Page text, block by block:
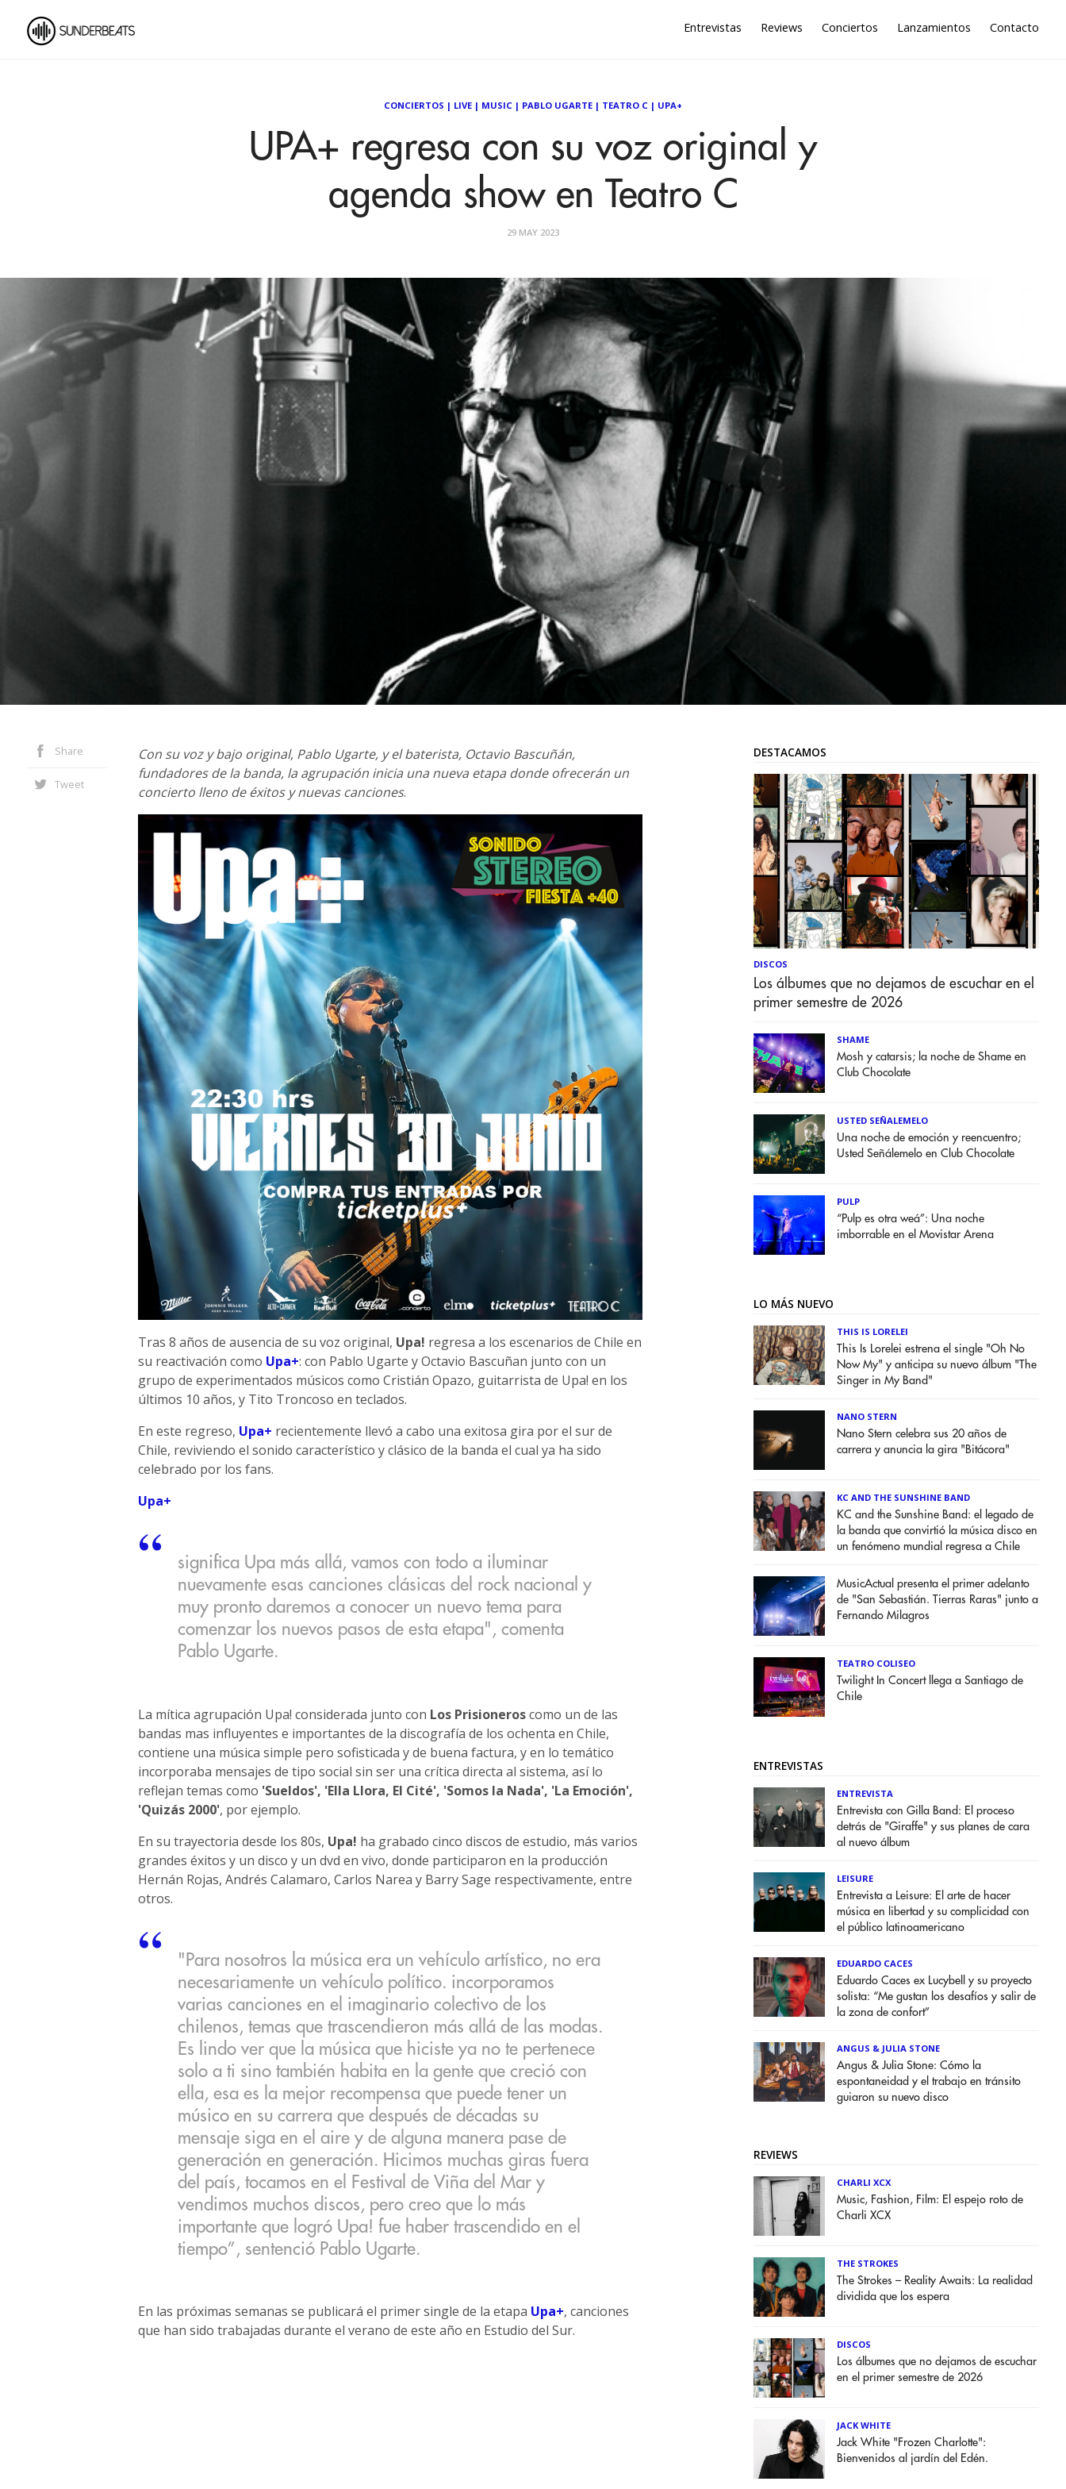
Entrevistas Reviews Conciertos Lanzamientos Contacto
CONCIERTOS | LIVE | MUSIC | PABLO UGARTE | TEATRO C | UPA+
UPA+ regresa con su voz original y
agenda show en Teatro C
29 MAY 2023
Share
Tweet
Con su voz y bajo original, Pablo Ugarte, y el baterista, Octavio Bascuñán,
fundadores de la banda, la agrupación inicia una nueva etapa donde ofrecerán un
concierto lleno de éxitos y nuevas canciones.
Tras 8 años de ausencia de su voz original, Upa! regresa a los escenarios de Chile en
su reactivación como Upa+: con Pablo Ugarte y Octavio Bascuñan junto con un
grupo de experimentados músicos como Cristián Opazo, guitarrista de Upa! en los
últimos 10 años, y Tito Troncoso en teclados.
En este regreso, Upa+ recientemente llevó a cabo una exitosa gira por el sur de
Chile, reviviendo el sonido característico y clásico de la banda el cual ya ha sido
celebrado por los fans.
Upa+
significa Upa más allá, vamos con todo a iluminar
nuevamente esas canciones clásicas del rock nacional y
muy pronto daremos a conocer un nuevo tema para
comenzar los nuevos pasos de esta etapa", comenta
Pablo Ugarte.
La mítica agrupación Upa! considerada junto con Los Prisioneroscomo un de las
bandas mas influyentes e importantes de la discografía de los ochenta en Chile,
contiene una música simple pero sofisticada y de buena factura, y en lo temático
incorporaba mensajes de tipo social sin ser una crítica directa al sistema, así lo
reflejan temas como 'Sueldos', 'Ella Llora, El Cité', 'Somos la Nada', 'La Emoción',
'Quizás 2000', por ejemplo.
En su trayectoria desde los 80s, Upa! ha grabado cinco discos de estudio, más varios
grandes éxitos y un disco y un dvd en vivo, donde participaron en la producción
Hernán Rojas, Andrés Calamaro, Carlos Narea y Barry Sage respectivamente, entre
otros.
"Para nosotros la música era un vehículo artístico, no era
necesariamente un vehículo político. incorporamos
varias canciones en el imaginario colectivo de los
chilenos, temas que trascendieron más allá de las modas.
Es lindo ver que la música que hiciste ya no te pertenece
solo a ti sino también habita en la gente que creció con
ella, esa es la mejor recompensa que puede tener un
músico en su carrera que después de décadas su
mensaje siga en el aire y de alguna manera pase de
generación en generación. Hicimos muchas giras fuera
del país, tocamos en el Festival de Viña del Mar y
vendimos muchos discos, pero creo que lo más
importante que logró Upa! fue haber trascendido en el
tiempo”, sentenció Pablo Ugarte.
En las próximas semanas se publicará el primer single de la etapa Upa+, canciones
que han sido trabajadas durante el verano de este año en Estudio del Sur.
DESTACAMOS
DISCOS
Los álbumes que no dejamos de escuchar en el
primer semestre de 2026
SHAME
Mosh y catarsis; la noche de Shame en
Club Chocolate
USTED SEÑALEMELO
Una noche de emoción y reencuentro;
Usted Señálemelo en Club Chocolate
PULP
“Pulp es otra weá”: Una noche
imborrable en el Movistar Arena
LO MÁS NUEVO
THIS IS LORELEI
This Is Lorelei estrena el single "Oh No
Now My" y anticipa su nuevo álbum "The
Singer in My Band"
NANO STERN
Nano Stern celebra sus 20 años de
carrera y anuncia la gira "Bitácora"
KC AND THE SUNSHINE BAND
KC and the Sunshine Band: el legado de
la banda que convirtió la música disco en
un fenómeno mundial regresa a Chile
MusicActual presenta el primer adelanto
de "San Sebastián. Tierras Raras" junto a
Fernando Milagros
TEATRO COLISEO
Twilight In Concert llega a Santiago de
Chile
ENTREVISTAS
ENTREVISTA
Entrevista con Gilla Band: El proceso
detrás de "Giraffe" y sus planes de cara
al nuevo álbum
LEISURE
Entrevista a Leisure: El arte de hacer
música en libertad y su complicidad con
el público latinoamericano
EDUARDO CACES
Eduardo Caces ex Lucybell y su proyecto
solista: “Me gustan los desafíos y salir de
la zona de confort”
ANGUS & JULIA STONE
Angus & Julia Stone: Cómo la
espontaneidad y el trabajo en tránsito
guiaron su nuevo disco
REVIEWS
CHARLI XCX
Music, Fashion, Film: El espejo roto de
Charli XCX
THE STROKES
The Strokes – Reality Awaits: La realidad
dividida que los espera
DISCOS
Los álbumes que no dejamos de escuchar
en el primer semestre de 2026
JACK WHITE
Jack White "Frozen Charlotte":
Bienvenidos al jardín del Edén.